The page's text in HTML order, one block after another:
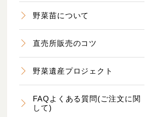
野菜苗について
直売所販売のコツ
野菜遺産プロジェクト
FAQよくある質問(ご注文に関
して)